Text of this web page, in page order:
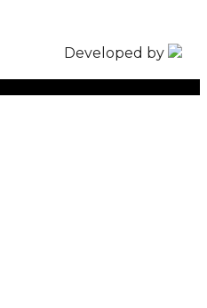
Developed by